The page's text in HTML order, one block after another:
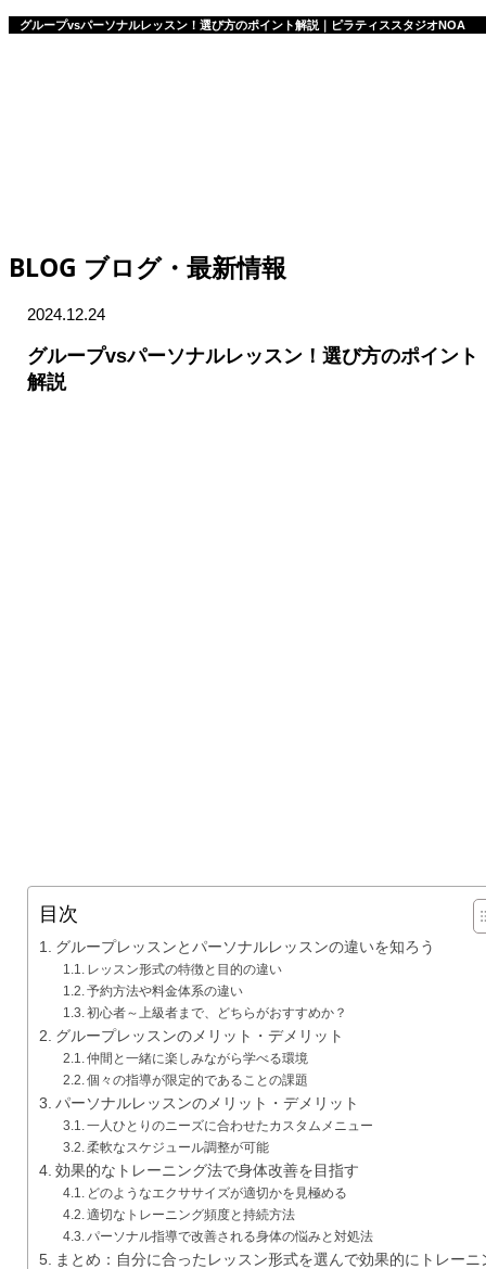
グループvsパーソナルレッスン！選び方のポイント解説｜ピラティススタジオNOA
BLOG ブログ・最新情報
2024.12.24
グループvsパーソナルレッスン！選び方のポイント
解説
目次
グループレッスンとパーソナルレッスンの違いを知ろう
レッスン形式の特徴と目的の違い
予約方法や料金体系の違い
初心者～上級者まで、どちらがおすすめか？
グループレッスンのメリット・デメリット
仲間と一緒に楽しみながら学べる環境
個々の指導が限定的であることの課題
パーソナルレッスンのメリット・デメリット
一人ひとりのニーズに合わせたカスタムメニュー
柔軟なスケジュール調整が可能
効果的なトレーニング法で身体改善を目指す
どのようなエクササイズが適切かを見極める
適切なトレーニング頻度と持続方法
パーソナル指導で改善される身体の悩みと対処法
まとめ：自分に合ったレッスン形式を選んで効果的にトレーニ